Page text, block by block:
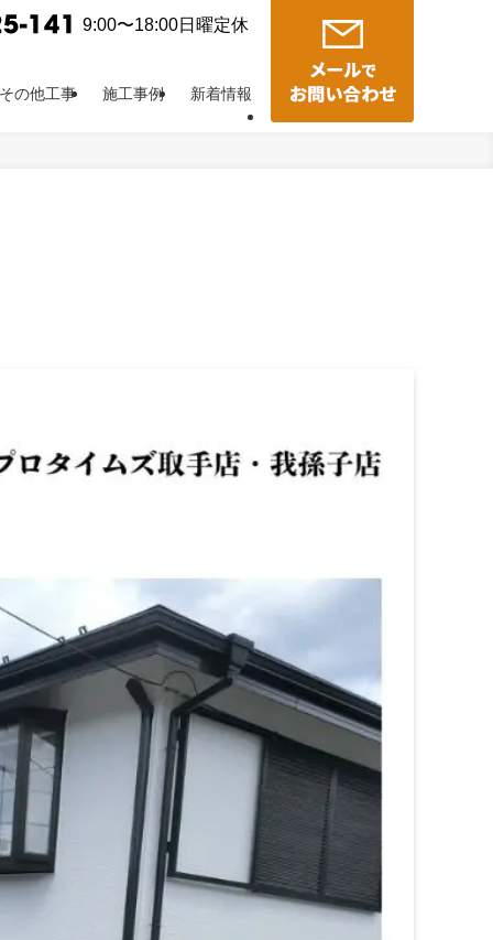
9:00〜18:00日曜定休
その他工事 施工事例 新着情報